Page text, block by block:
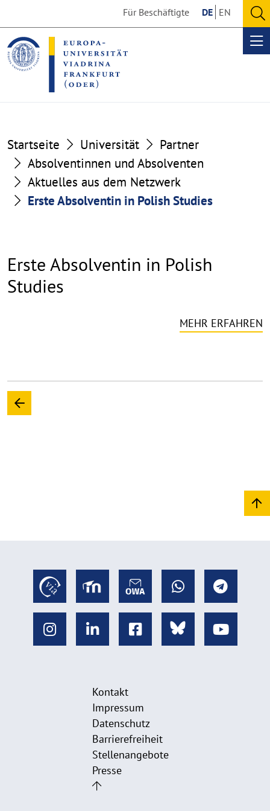
the
content
section
the
footer
section
Für Beschäftigte DE EN
Startseite Universität
Partner
Absolventinnen und Absolventen
Aktuelles aus dem Netzwerk
Erste Absolventin in Polish Studies
Erste Absolventin in Polish
Studies
MEHR ERFAHREN
Kontakt
Impressum
Datenschutz
Barrierefreiheit
Stellenangebote
Presse